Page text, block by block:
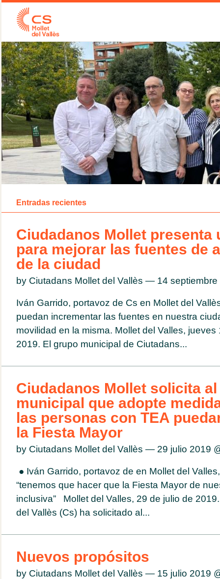
Equipo CS
Entradas recientes
Ciudadanos Mollet presenta
para mejorar las fuentes de
de la ciudad
by Ciutadans Mollet del Vallès — 14
Iván Garrido, portavoz de Cs en Mollet del
puedan incrementar las fuentes en nuestra
movilidad en la misma. Mollet del Valles,
2019. El grupo municipal de Ciutadans...
Ciudadanos Mollet solicita
municipal que adopte
las personas con TEA
la Fiesta Mayor
by Ciutadans Mollet del Vallès — 29 julio 2019
● Iván Garrido, portavoz de en Mollet del
“tenemos que hacer que la Fiesta Mayor de
inclusiva” Mollet del Valles, 29 de julio de
del Vallès (Cs) ha solicitado al...
Nuevos propósitos
by Ciutadans Mollet del Vallès — 15 julio 2019